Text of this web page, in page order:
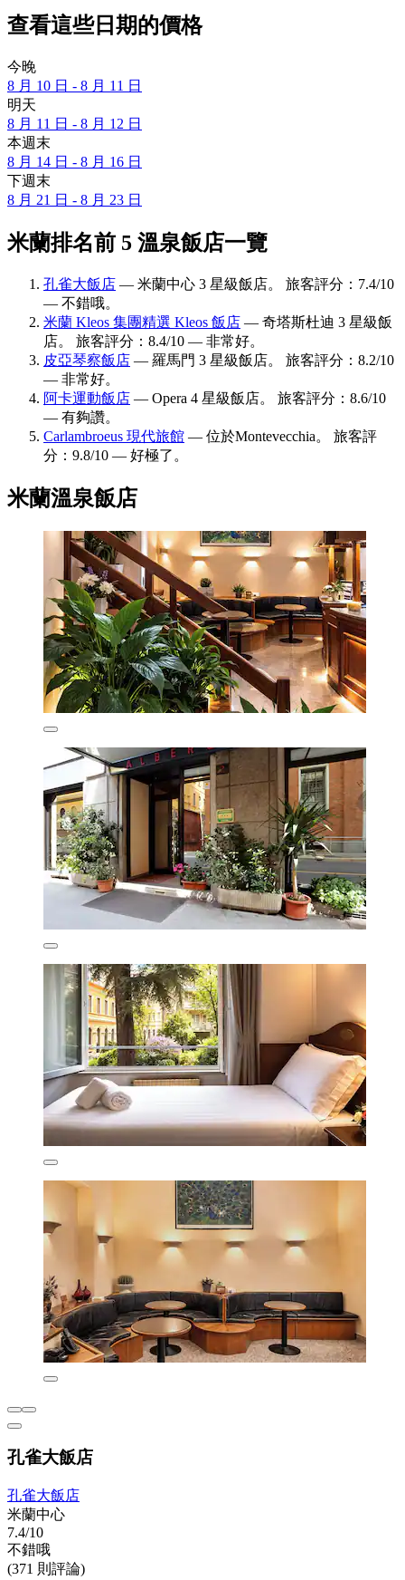
查看這些日期的價格
今晚
8 月 10 日 - 8 月 11 日
明天
8 月 11 日 - 8 月 12 日
本週末
8 月 14 日 - 8 月 16 日
下週末
8 月 21 日 - 8 月 23 日
米蘭排名前 5 溫泉飯店一覽
孔雀大飯店 — 米蘭中心 3 星級飯店。 旅客評分：7.4/10
— 不錯哦。
米蘭 Kleos 集團精選 Kleos 飯店 — 奇塔斯杜迪 3 星級飯
店。 旅客評分：8.4/10 — 非常好。
皮亞琴察飯店 — 羅馬門 3 星級飯店。 旅客評分：8.2/10
— 非常好。
阿卡運動飯店 — Opera 4 星級飯店。 旅客評分：8.6/10
— 有夠讚。
Carlambroeus 現代旅館 — 位於Montevecchia。 旅客評
分：9.8/10 — 好極了。
米蘭溫泉飯店
孔雀大飯店
孔雀大飯店
米蘭中心
7.4/10
不錯哦
(371 則評論)